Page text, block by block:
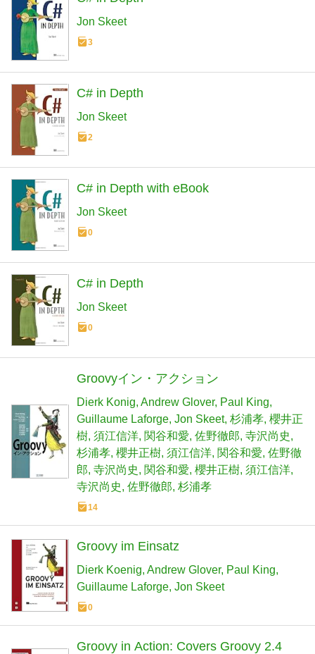
Jon Skeet
3
C# in Depth
Jon Skeet
2
C# in Depth with eBook
Jon Skeet
0
C# in Depth
Jon Skeet
0
Groovyイン・アクション
Dierk Konig Andrew Glover Paul King
Guillaume Laforge Jon Skeet 杉浦孝 櫻井正
樹 須江信洋 関谷和愛 佐野徹郎 寺沢尚史
杉浦孝 櫻井正樹 須江信洋 関谷和愛 佐野徹
郎 寺沢尚史 関谷和愛 櫻井正樹 須江信洋
寺沢尚史 佐野徹郎 杉浦孝
14
Groovy im Einsatz
Dierk Koenig Andrew Glover Paul King
Guillaume Laforge Jon Skeet
0
Groovy in Action: Covers Groovy 2.4